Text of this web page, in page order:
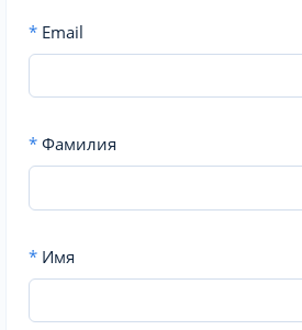
* Email
* Фамилия
* Имя